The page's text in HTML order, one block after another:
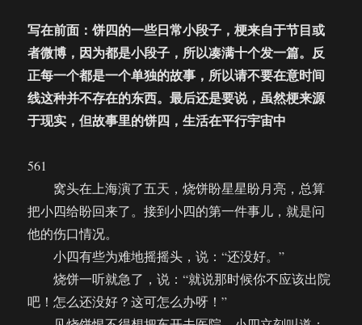
写在前面：饼四的一些日常小段子，梗来自于节目或
者微博，因为都是小段子，所以凑满十个发一篇。反
正每一个都是一个单独的故事，所以请不要在意时间
线这种并不存在的东西。最后还是要说，虽然梗来源
于现实，但故事里的饼四，生活在平行宇宙中
561
窝头在上海演了五天，烧饼盼星星盼月亮，总算
把小四给盼回来了。接到小四的第一件事儿，就是问
他的伤口情况。
小四有些为难地摇摇头，说：“还没好。”
烧饼一听就急了，说：“就说那时候你不应该出院
吧！怎么还没好？这可怎么办呀！”